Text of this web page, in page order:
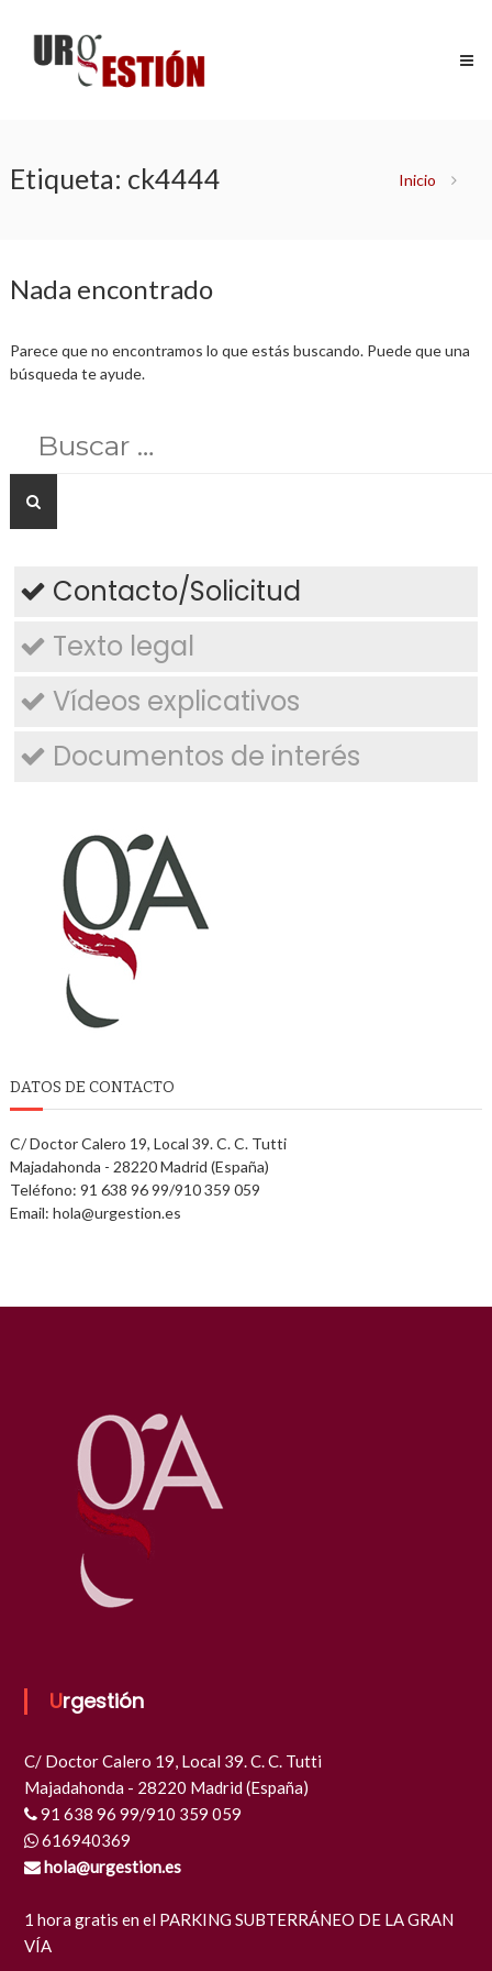
contenido
Certificados
Gestiones
Etiqueta: ck4444 Inicio
Nada encontrado
Parece que no encontramos lo que estás buscando. Puede que una
búsqueda te ayude.
Buscar
Contacto/Solicitud
Texto legal
Vídeos explicativos
Documentos de interés
DATOS DE CONTACTO
C/ Doctor Calero 19, Local 39. C. C. Tutti
Majadahonda - 28220 Madrid (España)
Teléfono: 91 638 96 99/910 359 059
Email: hola@urgestion.es
Urgestión
C/ Doctor Calero 19, Local 39. C. C. Tutti
Majadahonda - 28220 Madrid (España)
91 638 96 99/910 359 059
616940369
hola@urgestion.es
1 hora gratis en el PARKING SUBTERRÁNEO DE LA GRAN
VÍA